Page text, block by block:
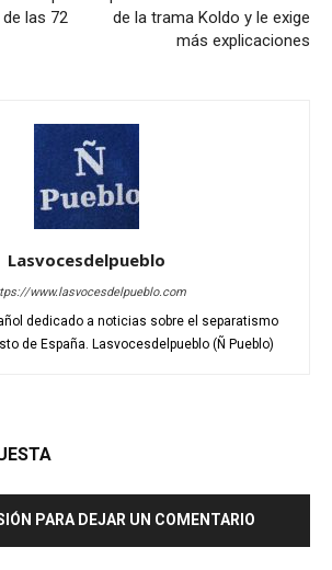
las 72
de la trama Koldo y le exige
más explicaciones
Lasvocesdelpueblo
www.lasvocesdelpueblo.com
dedicado a noticias sobre el separatismo
de España. Lasvocesdelpueblo (Ñ Pueblo)
PARA DEJAR UN COMENTARIO